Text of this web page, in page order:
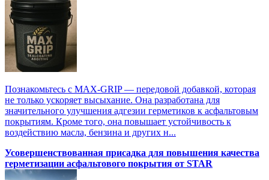
Познакомьтесь с MAX-GRIP — передовой добавкой, которая
не только ускоряет высыхание. Она разработана для
значительного улучшения адгезии герметиков к асфальтовым
покрытиям. Кроме того, она повышает устойчивость к
воздействию масла, бензина и других н...
Усовершенствованная присадка для повышения качества
герметизации асфальтового покрытия от STAR